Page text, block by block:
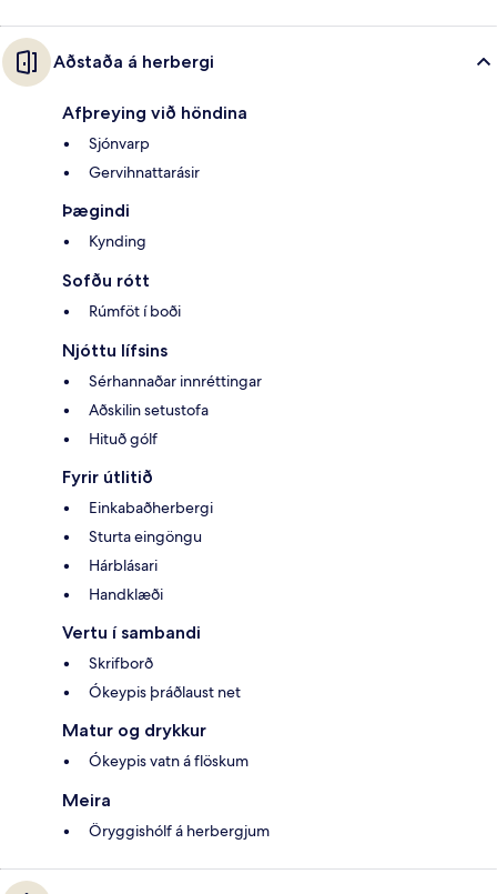
Aðstaða á herbergi
Afþreying við höndina
Sjónvarp
Gervihnattarásir
Þægindi
Kynding
Sofðu rótt
Rúmföt í boði
Njóttu lífsins
Sérhannaðar innréttingar
Aðskilin setustofa
Hituð gólf
Fyrir útlitið
Einkabaðherbergi
Sturta eingöngu
Hárblásari
Handklæði
Vertu í sambandi
Skrifborð
Ókeypis þráðlaust net
Matur og drykkur
Ókeypis vatn á flöskum
Meira
Öryggishólf á herbergjum